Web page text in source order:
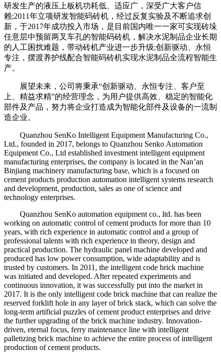
研发生产的液压上板机功耗低、适应广，深受广大客户信
赖;2011年立项研发智能码砖机，经过反复实验及不断追求创
新，于2017年成功投入市场，是目前国内唯一一家可实现砖垛
任意层中预留两叉车孔的智能码砖机，解决水泥制品企业长期
的人工困扰难题，带动砖机产业进一步升级;创新驱动、永恒
专注，摆渡养护线配合智能码砖机实现水泥制品全流程智能生
产。
展望未来，公司将秉承“创新驱动、永恒专注、客户至
上、精益求精”的经营理念，为用户提供高效、稳定的智能化
部件及产品，努力将企业打造成为智能化部件及设备的一流制
造企业。
Quanzhou SenKo Intelligent Equipment Manufacturing Co.,
Ltd., founded in 2017, belongs to Quanzhou Senko Automation
Equipment Co., Ltd established investment intelligent equipment
manufacturing enterprises, the company is located in the Nan’an
Binjiang machinery manufacturing base, which is a focused on
cement products production automation intelligent systems research
and development, production, sales as one of science and
technology enterprises.
Quanzhou SenKo automation equipment co., ltd. has been
working on automatic control of cement products for more than 10
years, with rich experience in automatic control and a group of
professional talents with rich experience in theory, design and
practical production. The hydraulic panel machine developed and
produced has low power consumption, wide adaptability and is
trusted by customers. In 2011, the intelligent code brick machine
was initiated and developed. After repeated experiments and
continuous innovation, it was successfully put into the market in
2017. It is the only intelligent code brick machine that can realize the
reserved forklift hole in any layer of brick stack, which can solve the
long-term artificial puzzles of cement product enterprises and drive
the further upgrading of the brick machine industry. Innovation-
driven, eternal focus, ferry maintenance line with intelligent
palletizing brick machine to achieve the entire process of intelligent
production of cement products.